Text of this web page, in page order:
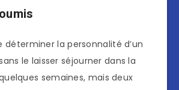
déterminer la personnalité d’un
le laisser séjourner dans la
semaines, mais deux